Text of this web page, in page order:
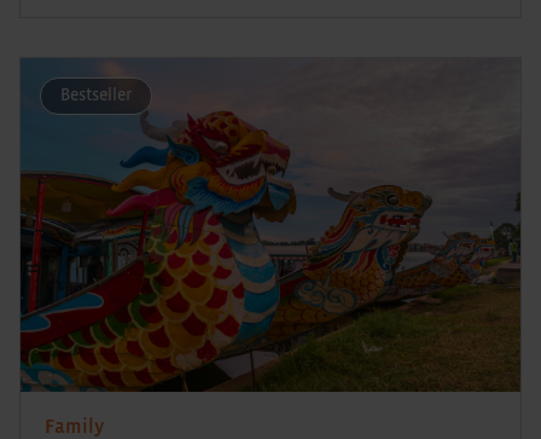
Bestseller
Family